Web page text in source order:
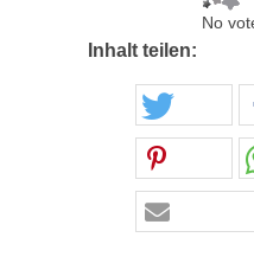
No
Inhalt teilen: